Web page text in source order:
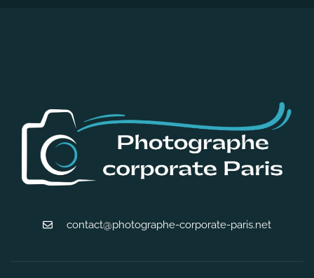
contact@photographe-corporate-paris.net